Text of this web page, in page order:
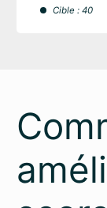
Cible : 40